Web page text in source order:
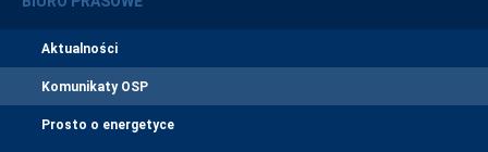
Aktualności
Komunikaty OSP
Prosto o energetyce